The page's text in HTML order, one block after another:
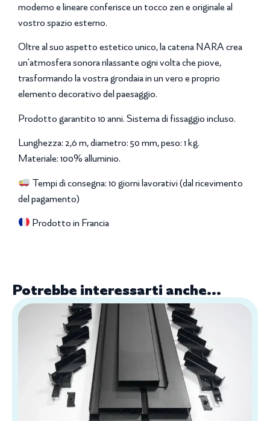
moderno e lineare conferisce un tocco zen e originale al
vostro spazio esterno.
Oltre al suo aspetto estetico unico, la catena NARA crea
un'atmosfera sonora rilassante ogni volta che piove,
trasformando la vostra grondaia in un vero e proprio
elemento decorativo del paesaggio.
Prodotto garantito 10 anni. Sistema di fissaggio incluso.
Lunghezza: 2,6 m, diametro: 50 mm, peso: 1 kg.
Materiale: 100% alluminio.
Tempi di consegna: 10 giorni lavorativi (dal ricevimento
del pagamento)
Prodotto in Francia
Potrebbe interessarti anche...